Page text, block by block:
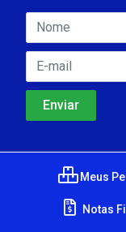
Meus
Notas